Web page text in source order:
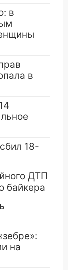
в
в
18-
ДТП
байкера
на